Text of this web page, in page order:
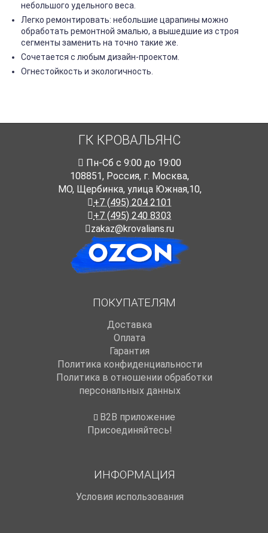
небольшого удельного веса.
Легко ремонтировать: небольшие царапины можно
обработать ремонтной эмалью, а вышедшие из строя
сегменты заменить на точно такие же.
Сочетается с любым дизайн-проектом.
Огнестойкость и экологичность.
ГК КРОВАЛЬЯНС
Пн-Cб с 9:00 до 19:00
108851, Россия, г. Москва,
МО, Щербинка, улица Южная,10,
+7 (495) 204 2101
+7 (495) 240 8303
zakaz@krovalians.ru
ПОКУПАТЕЛЯМ
Доставка
Оплата
Гарантия
Политика конфиденциальности
Политика в отношении обработки
персональных данных
B2B приложение
Присоединяйтесь!
ИНФОРМАЦИЯ
Условия использования